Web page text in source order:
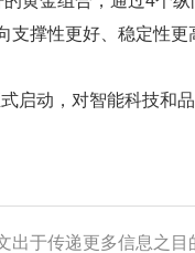
支撑性更好、稳定性
启动，对智能科技和
出于传递更多信息之